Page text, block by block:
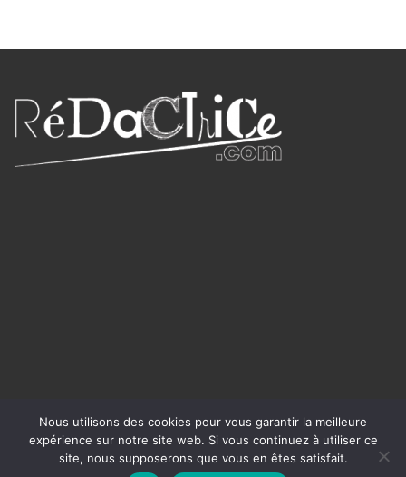
Writer WordPress Theme©rédactrice.com 2025 -
Nous utilisons des cookies pour vous garantir la meilleure
expérience sur notre site web. Si vous continuez à utiliser ce
site, nous supposerons que vous en êtes satisfait.